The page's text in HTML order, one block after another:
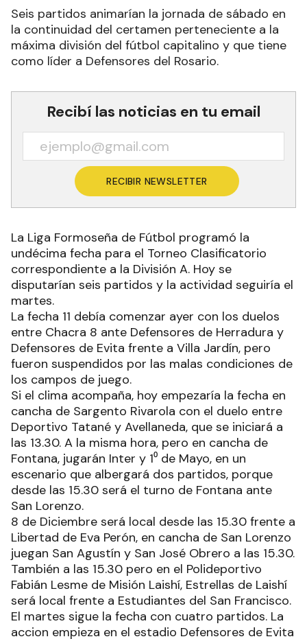
Seis partidos animarían la jornada de sábado en
la continuidad del certamen perteneciente a la
máxima división del fútbol capitalino y que tiene
como líder a Defensores del Rosario.
Recibí las noticias en tu email
RECIBIR NEWSLETTER
La Liga Formoseña de Fútbol programó la
undécima fecha para el Torneo Clasificatorio
correspondiente a la División A. Hoy se
disputarían seis partidos y la actividad seguiría el
martes.
La fecha 11 debía comenzar ayer con los duelos
entre Chacra 8 ante Defensores de Herradura y
Defensores de Evita frente a Villa Jardín, pero
fueron suspendidos por las malas condiciones de
los campos de juego.
Si el clima acompaña, hoy empezaría la fecha en
cancha de Sargento Rivarola con el duelo entre
Deportivo Tatané y Avellaneda, que se iniciará a
las 13.30. A la misma hora, pero en cancha de
Fontana, jugarán Inter y 1⁰ de Mayo, en un
escenario que albergará dos partidos, porque
desde las 15.30 será el turno de Fontana ante
San Lorenzo.
8 de Diciembre será local desde las 15.30 frente a
Libertad de Eva Perón, en cancha de San Lorenzo
juegan San Agustín y San José Obrero a las 15.30.
También a las 15.30 pero en el Polideportivo
Fabián Lesme de Misión Laishí, Estrellas de Laishí
será local frente a Estudiantes del San Francisco.
El martes sigue la fecha con cuatro partidos. La
accion empieza en el estadio Defensores de Evita